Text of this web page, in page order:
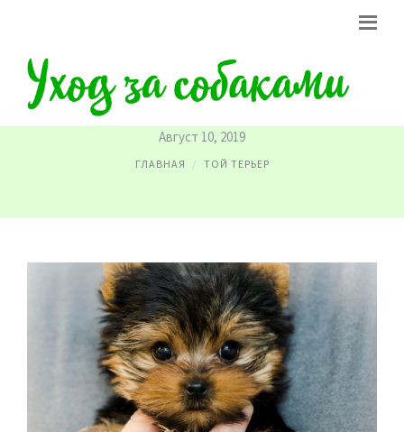
КАРТИНКИ ТЕРЬЕРОВ
Август 10, 2019
ГЛАВНАЯ ТОЙ ТЕРЬЕР